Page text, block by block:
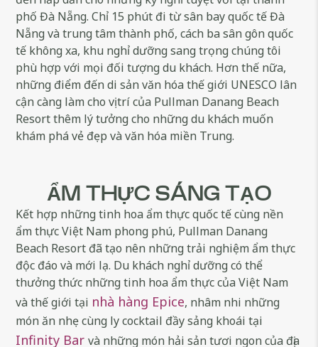
phố Đà Nẵng. Chỉ 15 phút đi từ sân bay quốc tế Đà
Nẵng và trung tâm thành phố, cách ba sân gôn quốc
tế không xa, khu nghỉ dưỡng sang trọng chúng tôi
phù hợp với mọi đối tượng du khách. Hơn thế nữa,
những điểm đến di sản văn hóa thế giới UNESCO lân
cận càng làm cho vị trí của Pullman Danang Beach
Resort thêm lý tưởng cho những du khách muốn
khám phá vẻ đẹp và văn hóa miền Trung.
ẨM THỰC SÁNG TẠO
Kết hợp những tinh hoa ẩm thực quốc tế cùng nền
ẩm thực Việt Nam phong phú, Pullman Danang
Beach Resort đã tạo nên những trải nghiệm ẩm thực
độc đáo và mới lạ. Du khách nghỉ dưỡng có thể
thưởng thức những tinh hoa ẩm thực của Việt Nam
và thế giới tại nhà hàng Epice, nhâm nhi những
món ăn nhẹ cùng ly cocktail đầy sảng khoái tại
Infinity Bar và những món hải sản tươi ngon của địa